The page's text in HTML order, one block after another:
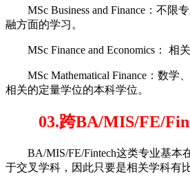
MSc Business and Finance：不限
融方面的学习。
MSc Finance and Economics： 相关
MSc Mathematical Finance：数学
相关的定量学位的本科学位。
03.跨BA/MIS/FE/
BA/MIS/FE/Fintech这类专业基本
于交叉学科，因此只要是相关学科有